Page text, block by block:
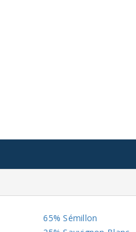
65% Sémillon